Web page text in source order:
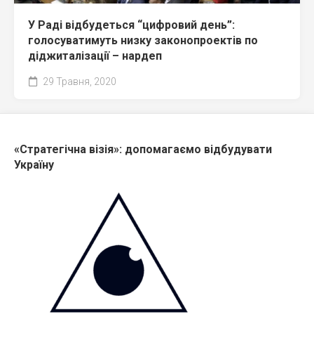
У Раді відбудеться “цифровий день”:
голосуватимуть низку законопроектів по
діджиталізації – нардеп
29 Травня, 2020
«Стратегічна візія»: допомагаємо відбудувати
Україну